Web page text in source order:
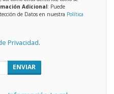
Adicional: Puede
de Datos en nuestra Política
Privacidad.
ENVIAR